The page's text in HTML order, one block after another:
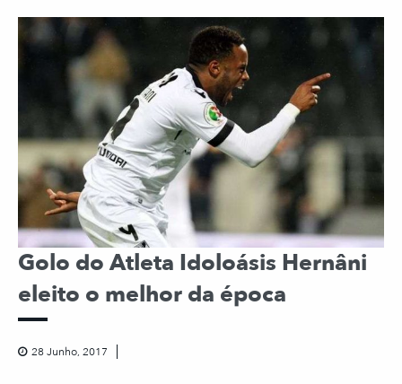
Golo do Atleta Idoloásis Hernâni
eleito o melhor da época
28 Junho, 2017